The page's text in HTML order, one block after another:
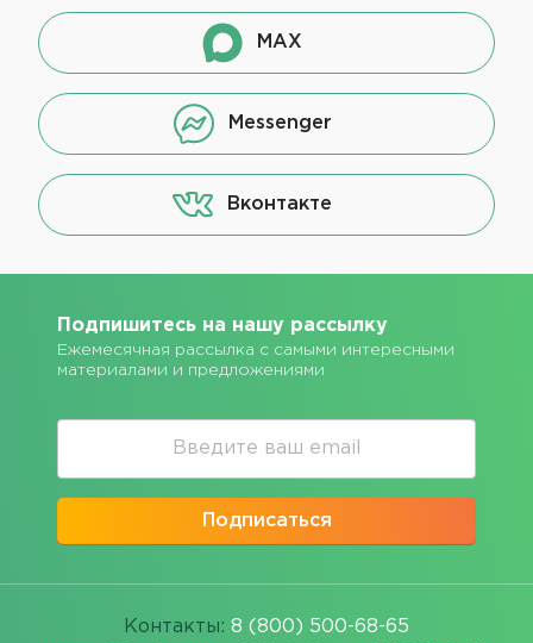
MAX
Messenger
Вконтакте
Подпишитесь на нашу рассылку
Ежемесячная рассылка с самыми интересными
материалами и предложениями
Подписаться
Контакты: 8 (800) 500-68-65